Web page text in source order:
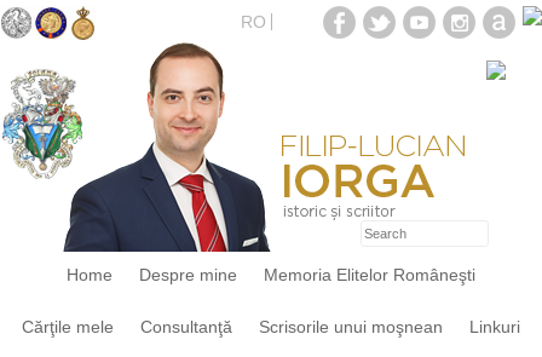
RO
Home Despre mine Memoria Elitelor Româneşti
Cărţile mele Consultanţă Scrisorile unui moşnean Linkuri